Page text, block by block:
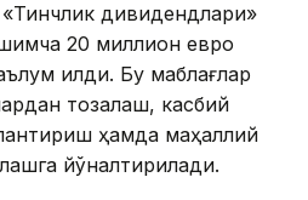
дивидендлари»
20 миллион евро
қилди. Бу маблағлар
тозалаш, касбий
ҳамда маҳаллий
йўналтирилади.